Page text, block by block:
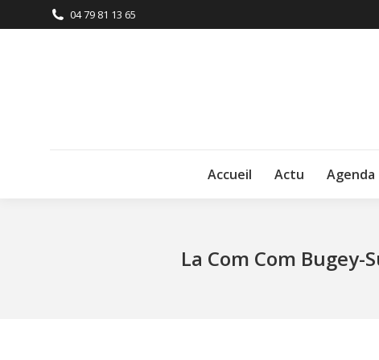
04 79 81 13 65
Accueil Actu Agenda
La Com Com